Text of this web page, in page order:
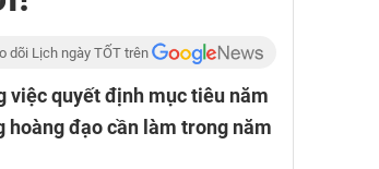
dõi Lịch ngày TỐT trên
việc quyết định mục tiêu năm
hoàng đạo cần làm trong năm